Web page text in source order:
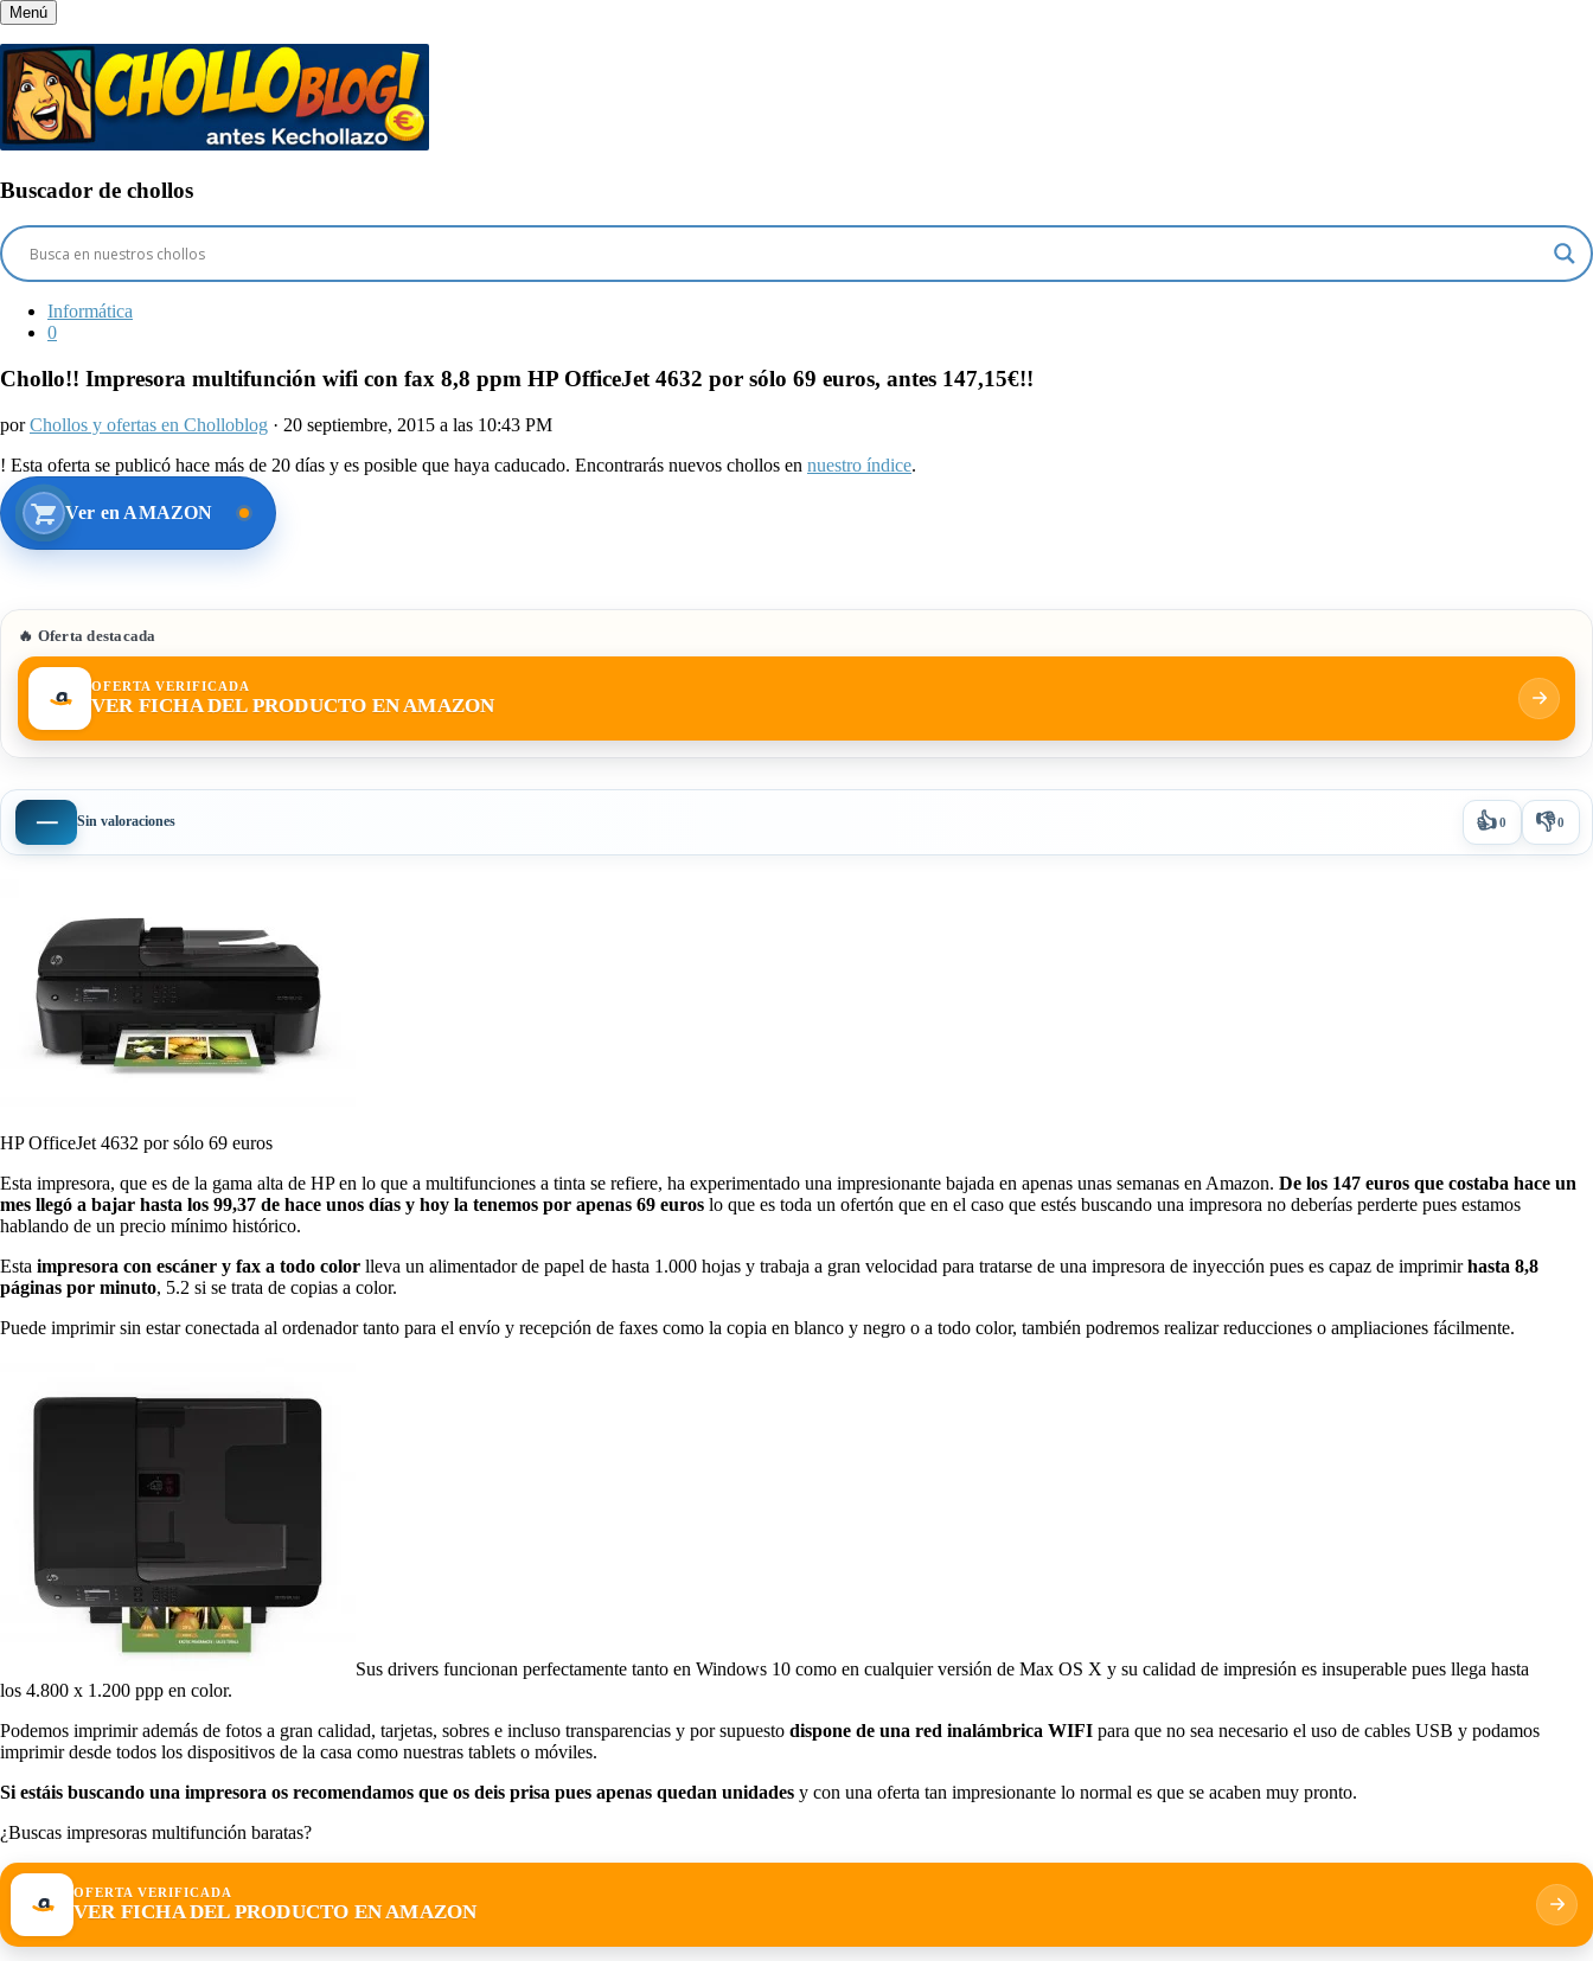
Menú
Buscador de chollos
Informática
0
Chollo!! Impresora multifunción wifi con fax 8,8 ppm HP OfficeJet 4632 por sólo 69 euros, antes 147,15€!!
porChollos y ofertas en Cholloblog · 20 septiembre, 2015 a las 10:43 PM
! Esta oferta se publicó hace más de 20 días y es posible que haya caducado. Encontrarás nuevos chollos en nuestro índice.
Ver en AMAZON
🔥 Oferta destacada
OFERTA VERIFICADA
VER FICHA DEL PRODUCTO EN AMAZON
— Sin valoraciones 👍0 👎0
HP OfficeJet 4632 por sólo 69 euros
Esta impresora, que es de la gama alta de HP en lo que a multifunciones a tinta se refiere, ha experimentado una impresionante bajada en apenas unas semanas en Amazon. De los 147 euros que costaba hace un
mes llegó a bajar hasta los 99,37 de hace unos días y hoy la tenemos por apenas 69 euros lo que es toda un ofertón que en el caso que estés buscando una impresora no deberías perderte pues estamos
hablando de un precio mínimo histórico.
Esta impresora con escáner y fax a todo color lleva un alimentador de papel de hasta 1.000 hojas y trabaja a gran velocidad para tratarse de una impresora de inyección pues es capaz de imprimirhasta 8,8
páginas por minuto, 5.2 si se trata de copias a color.
Puede imprimir sin estar conectada al ordenador tanto para el envío y recepción de faxes como la copia en blanco y negro o a todo color, también podremos realizar reducciones o ampliaciones fácilmente.
Sus drivers funcionan perfectamente tanto en Windows 10 como en cualquier versión de Max OS X y su calidad de impresión es insuperable pues llega hasta
los 4.800 x 1.200 ppp en color.
Podemos imprimir además de fotos a gran calidad, tarjetas, sobres e incluso transparencias y por supuesto dispone de una red inalámbrica WIFI para que no sea necesario el uso de cables USB y podamos
imprimir desde todos los dispositivos de la casa como nuestras tablets o móviles.
Si estáis buscando una impresora os recomendamos que os deis prisa pues apenas quedan unidades y con una oferta tan impresionante lo normal es que se acaben muy pronto.
¿Buscas impresoras multifunción baratas?
OFERTA VERIFICADA
VER FICHA DEL PRODUCTO EN AMAZON